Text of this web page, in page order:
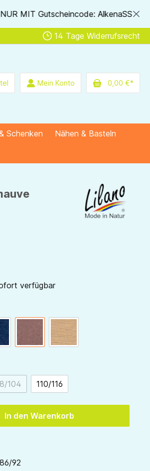
- - ❤ - - Nur im
14 Tage Widerrufsrecht
Mein Konto 0,00 €*
Schenken
Nähen & Basteln
verfügbar
mauve sand
104
(Diese Option ist zurzeit nicht verfügbar.)
110/116
In den Warenkorb
92